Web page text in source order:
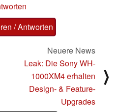
/ Antworten
Neuere News
Leak: Die Sony WH-
1000XM4 erhalten
Design- & Feature-
Upgrades
⟩